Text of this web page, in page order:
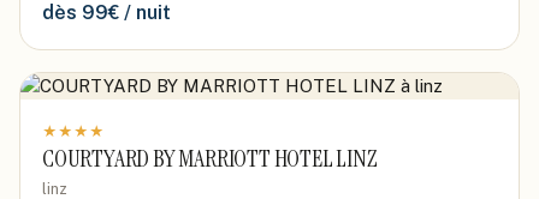
dès 99€ / nuit
★ ★ ★ ★
COURTYARD BY MARRIOTT HOTEL LINZ
linz